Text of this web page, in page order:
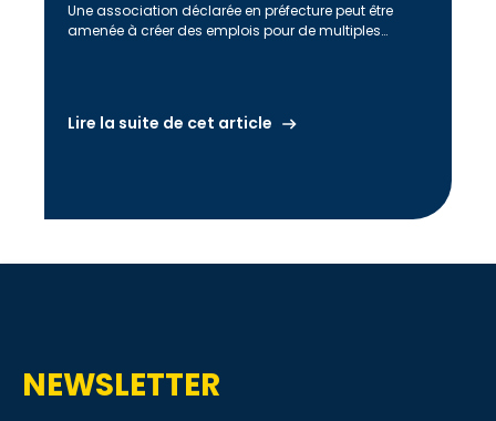
Une association déclarée en préfecture peut être
amenée à créer des emplois pour de multiples
Lire la suite de cet article
NEWSLETTER